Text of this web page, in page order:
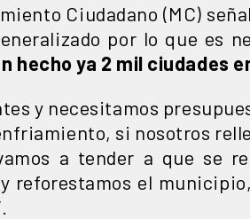
Ciudadano (MC)
por lo que es
hecho ya 2 mil ciudades
y necesitamos
si nosotros
a tender a que se
reforestamos el